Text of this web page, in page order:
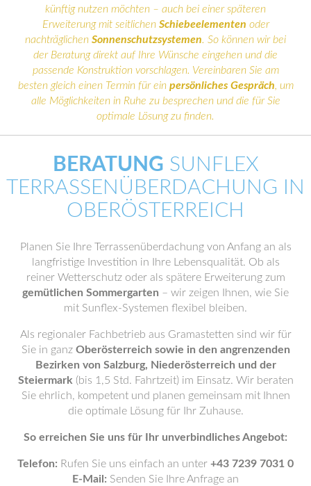
künftig nutzen möchten – auch bei einer späteren
Erweiterung mit seitlichen Schiebeelementen oder
nachträglichen Sonnenschutzsystemen. So können wir bei
der Beratung direkt auf Ihre Wünsche eingehen und die
passende Konstruktion vorschlagen. Vereinbaren Sie am
besten gleich einen Termin für ein persönliches Gespräch, um
alle Möglichkeiten in Ruhe zu besprechen und die für Sie
optimale Lösung zu finden.
BERATUNG SUNFLEX
TERRASSENÜBERDACHUNG IN
OBERÖSTERREICH
Planen Sie Ihre Terrassenüberdachung von Anfang an als
langfristige Investition in Ihre Lebensqualität. Ob als
reiner Wetterschutz oder als spätere Erweiterung zum
gemütlichen Sommergarten – wir zeigen Ihnen, wie Sie
mit Sunflex-Systemen flexibel bleiben.
Als regionaler Fachbetrieb aus Gramastetten sind wir für
Sie in ganz Oberösterreich sowie in den angrenzenden
Bezirken von Salzburg, Niederösterreich und der
Steiermark(bis 1,5 Std. Fahrtzeit) im Einsatz. Wir beraten
Sie ehrlich, kompetent und planen gemeinsam mit Ihnen
die optimale Lösung für Ihr Zuhause.
So erreichen Sie uns für Ihr unverbindliches Angebot:
Telefon: Rufen Sie uns einfach an unter +43 7239 7031 0
E-Mail: Senden Sie Ihre Anfrage an